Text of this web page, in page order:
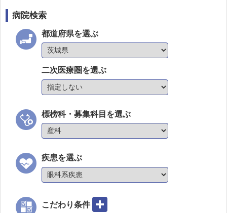
病院検索
都道府県を選ぶ
二次医療圏を選ぶ
標榜科・募集科目を選ぶ
疾患を選ぶ
こだわり条件